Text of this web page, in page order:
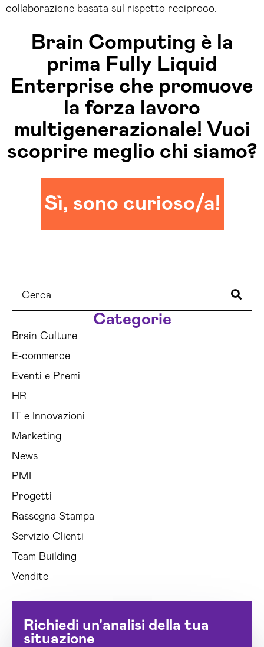
collaborazione basata sul rispetto reciproco.
Brain Computing è la
prima Fully Liquid
Enterprise che promuove
la forza lavoro
multigenerazionale! Vuoi
scoprire meglio chi siamo?
Sì, sono curioso/a!
Categorie
Brain Culture
E-commerce
Eventi e Premi
HR
IT e Innovazioni
Marketing
News
PMI
Progetti
Rassegna Stampa
Servizio Clienti
Team Building
Vendite
Richiedi un'analisi della tua
situazione